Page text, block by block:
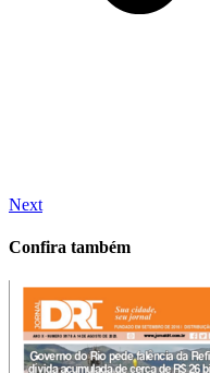
Next
Confira também